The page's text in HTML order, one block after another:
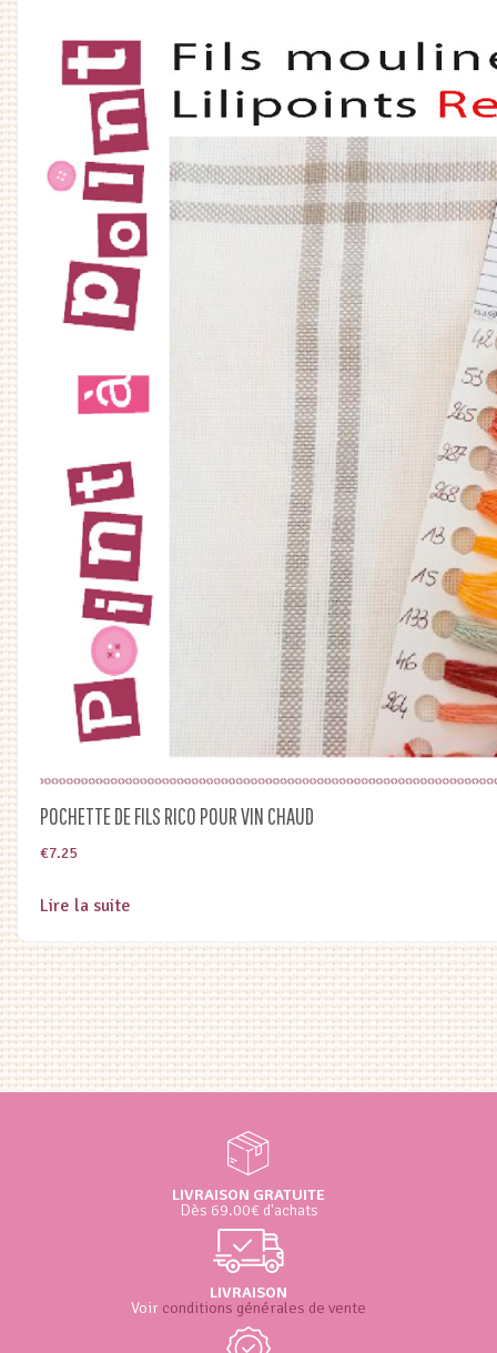
POCHETTE DE FILS RICO POUR VIN CHAUD
€7.25
Lire la suite
LIVRAISON GRATUITE
Dès 69.00€ d'achats
LIVRAISON
Voir conditions générales de vente